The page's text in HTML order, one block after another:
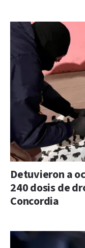
Detuvieron a
240 dosis de
Concordia